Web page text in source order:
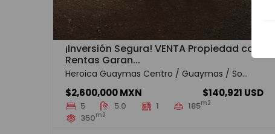
¡Inversión Segura! VENTA Propiedad con
Rentas Garan...
Heroica Guaymas Centro / Guaymas / So...
$2,600,000 MXN $140,921 USD
5 5.0 1 185m2
350m2